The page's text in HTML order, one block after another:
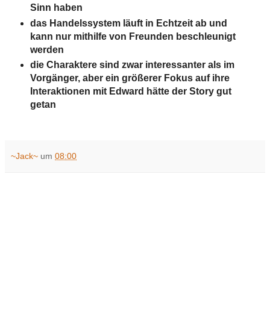
Sinn haben
das Handelssystem läuft in Echtzeit ab und
kann nur mithilfe von Freunden beschleunigt
werden
die Charaktere sind zwar interessanter als im
Vorgänger, aber ein größerer Fokus auf ihre
Interaktionen mit Edward hätte der Story gut
getan
~Jack~ um 08:00